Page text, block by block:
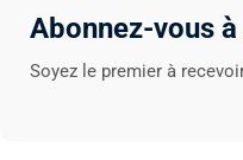
Abonnez-vous
Soyez le premier à